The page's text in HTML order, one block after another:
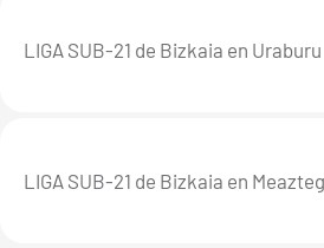
LIGA SUB-21 de Bizkaia en Uraburu
LIGA SUB-21 de Bizkaia en